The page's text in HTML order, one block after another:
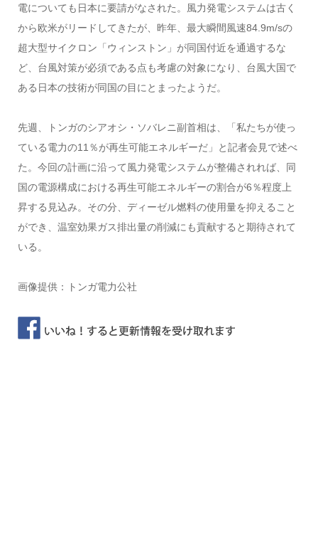
電についても日本に要請がなされた。風力発電システムは古く
から欧米がリードしてきたが、昨年、最大瞬間風速84.9m/sの
超大型サイクロン「ウィンストン」が同国付近を通過するな
ど、台風対策が必須である点も考慮の対象になり、台風大国で
ある日本の技術が同国の目にとまったようだ。
先週、トンガのシアオシ・ソバレニ副首相は、「私たちが使っ
ている電力の11％が再生可能エネルギーだ」と記者会見で述べ
た。今回の計画に沿って風力発電システムが整備されれば、同
国の電源構成における再生可能エネルギーの割合が6％程度上
昇する見込み。その分、ディーゼル燃料の使用量を抑えること
ができ、温室効果ガス排出量の削減にも貢献すると期待されて
いる。
画像提供：トンガ電力公社